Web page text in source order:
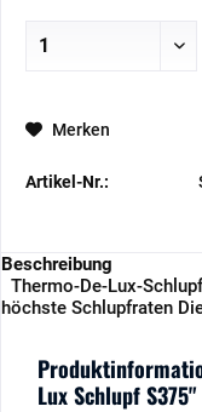
Merken
Artikel-Nr.:
Beschreibung
Thermo-De-Lux-
höchste Schlupfraten
Lux Schlupf S375"